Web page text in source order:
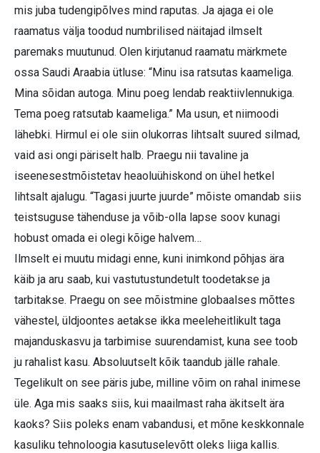
mis juba tudengipõlves mind raputas. Ja ajaga ei ole
raamatus välja toodud numbrilised näitajad ilmselt
paremaks muutunud. Olen kirjutanud raamatu märkmete
ossa Saudi Araabia ütluse: “Minu isa ratsutas kaameliga.
Mina sõidan autoga. Minu poeg lendab reaktiivlennukiga.
Tema poeg ratsutab kaameliga.” Ma usun, et niimoodi
lähebki. Hirmul ei ole siin olukorras lihtsalt suured silmad,
vaid asi ongi päriselt halb. Praegu nii tavaline ja
iseenesestmõistetav heaoluühiskond on ühel hetkel
lihtsalt ajalugu. “Tagasi juurte juurde” mõiste omandab siis
teistsuguse tähenduse ja võib-olla lapse soov kunagi
hobust omada ei olegi kõige halvem…
Ilmselt ei muutu midagi enne, kuni inimkond põhjas ära
käib ja aru saab, kui vastutustundetult toodetakse ja
tarbitakse. Praegu on see mõistmine globaalses mõttes
vähestel, üldjoontes aetakse ikka meeleheitlikult taga
majanduskasvu ja tarbimise suurendamist, kuna see toob
ju rahalist kasu. Absoluutselt kõik taandub jälle rahale.
Tegelikult on see päris jube, milline võim on rahal inimese
üle. Aga mis saaks siis, kui maailmast raha äkitselt ära
kaoks? Siis poleks enam vabandusi, et mõne keskkonnale
kasuliku tehnoloogia kasutuselevõtt oleks liiga kallis.